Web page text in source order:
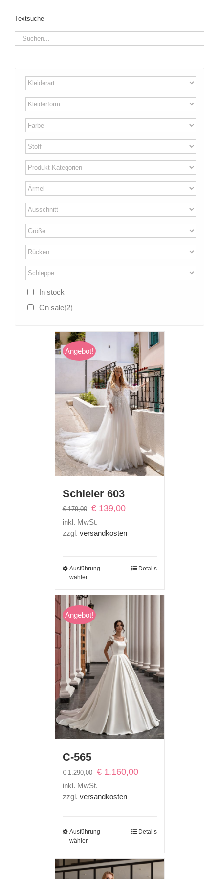
In stock
On sale(2)
Angebot!
Schleier 603
€179,00
Ursprünglicher
€139,00Aktueller
inkl. MwSt.
zzgl. versandkosten
Ausführung
wählen
Details
Angebot!
C-565
€1.290,00
Ursprünglicher
war:
€1.160,00Aktueller
inkl. MwSt.
zzgl. versandkosten
Ausführung
wählen
Details
Textsuche